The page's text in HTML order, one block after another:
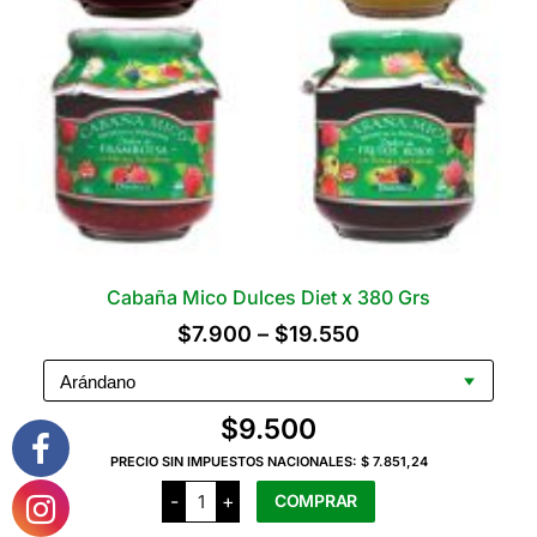
producto
Cabaña Mico Dulces Diet x 380 Grs
$7.900 – $19.550
de
precios:
$7.900
$9.500
PRECIO SIN IMPUESTOS NACIONALES: $ 7.851,24
-
Cabaña
Mico
Dulces
+ COMPRAR